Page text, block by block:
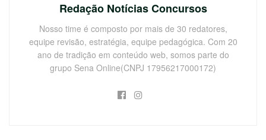
Redação Notícias Concursos
Nosso time é composto por mais de 30 redatores,
equipe revisão, estratégia, equipe pedagógica. Com 20
ano de tradição em conteúdo web, somos parte do
grupo Sena Online(CNPJ 17956217000172)